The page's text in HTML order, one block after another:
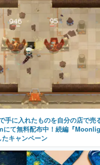
手に入れたものを自分の店で売
にて無料配布中！続編『
キャンペーン